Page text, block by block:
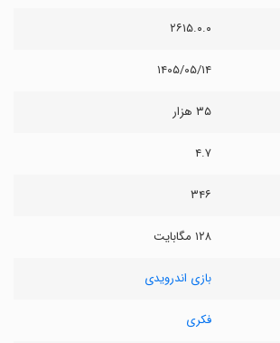
۲۶۱۵.۰.۰
۱۴۰۵/۰۵/۱۴
۳۵ هزار
۴.۷
۳۴۶
۱۲۸ مگابایت
بازی اندرویدی
فکری